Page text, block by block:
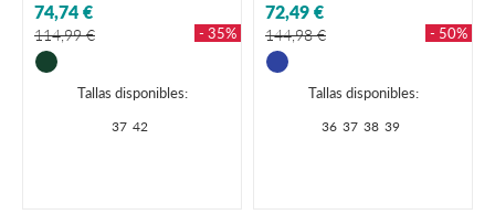
74,74 €
114,99 € - 35%
Tallas disponibles:
37 42
72,49 €
144,98 € - 50%
Tallas disponibles:
36 37 38 39